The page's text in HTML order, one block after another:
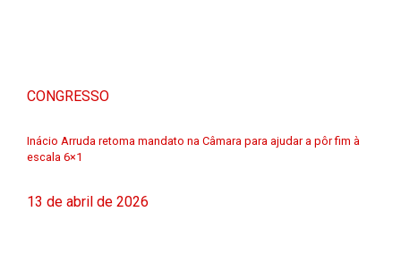
CONGRESSO
Inácio Arruda retoma mandato na Câmara para ajudar a pôr fim à
escala 6×1
13 de abril de 2026